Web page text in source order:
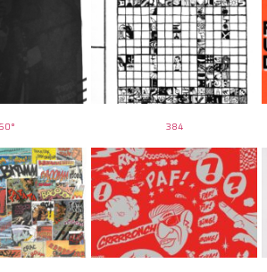
384